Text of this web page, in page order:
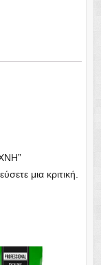
μια κριτική.